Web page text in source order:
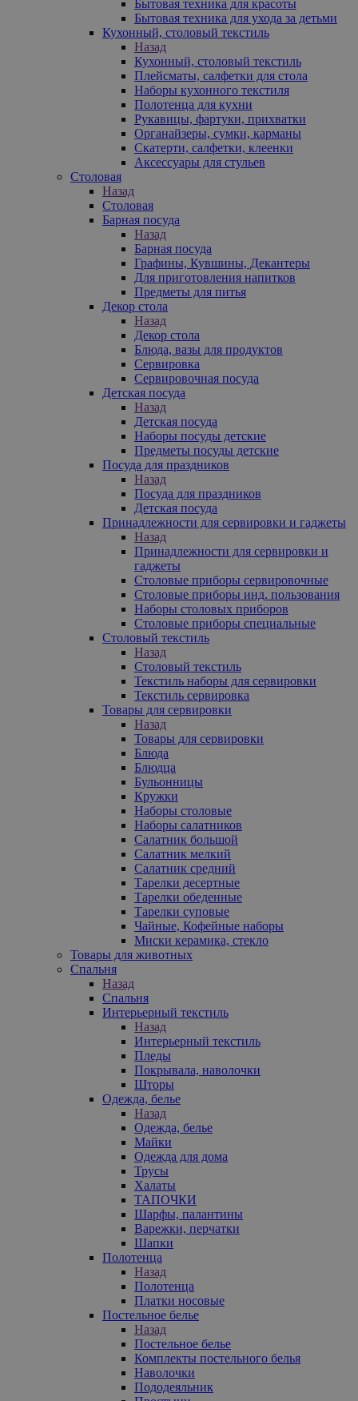
Бытовая техника для красоты
Бытовая техника для ухода за детьми
Кухонный, столовый текстиль
Назад
Кухонный, столовый текстиль
Плейсматы, салфетки для стола
Наборы кухонного текстиля
Полотенца для кухни
Рукавицы, фартуки, прихватки
Органайзеры, сумки, карманы
Скатерти, салфетки, клеенки
Аксессуары для стульев
Столовая
Назад
Столовая
Барная посуда
Назад
Барная посуда
Графины, Кувшины, Декантеры
Для приготовления напитков
Предметы для питья
Декор стола
Назад
Декор стола
Блюда, вазы для продуктов
Сервировка
Сервировочная посуда
Детская посуда
Назад
Детская посуда
Наборы посуды детские
Предметы посуды детские
Посуда для праздников
Назад
Посуда для праздников
Детская посуда
Принадлежности для сервировки и гаджеты
Назад
Принадлежности для сервировки и
гаджеты
Столовые приборы сервировочные
Столовые приборы инд. пользования
Наборы столовых приборов
Столовые приборы специальные
Столовый текстиль
Назад
Столовый текстиль
Текстиль наборы для сервировки
Текстиль сервировка
Товары для сервировки
Назад
Товары для сервировки
Блюда
Блюдца
Бульонницы
Кружки
Наборы столовые
Наборы салатников
Салатник большой
Салатник мелкий
Салатник средний
Тарелки десертные
Тарелки обеденные
Тарелки суповые
Чайные, Кофейные наборы
Миски керамика, стекло
Товары для животных
Спальня
Назад
Спальня
Интерьерный текстиль
Назад
Интерьерный текстиль
Пледы
Покрывала, наволочки
Шторы
Одежда, белье
Назад
Одежда, белье
Майки
Одежда для дома
Трусы
Халаты
ТАПОЧКИ
Шарфы, палантины
Варежки, перчатки
Шапки
Полотенца
Назад
Полотенца
Платки носовые
Постельное белье
Назад
Постельное белье
Комплекты постельного белья
Наволочки
Пододеяльник